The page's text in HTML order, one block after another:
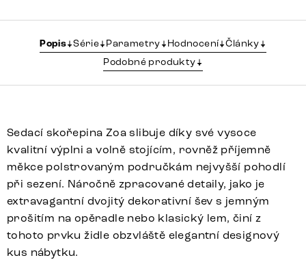
Popis Série Parametry Hodnocení Články
Podobné produkty
Sedací skořepina Zoa slibuje díky své vysoce
kvalitní výplni a volně stojícím, rovněž příjemně
měkce polstrovaným područkám nejvyšší pohodlí
při sezení. Náročně zpracované detaily, jako je
extravagantní dvojitý dekorativní šev s jemným
prošitím na opěradle nebo klasický lem, činí z
tohoto prvku židle obzvláště elegantní designový
kus nábytku.